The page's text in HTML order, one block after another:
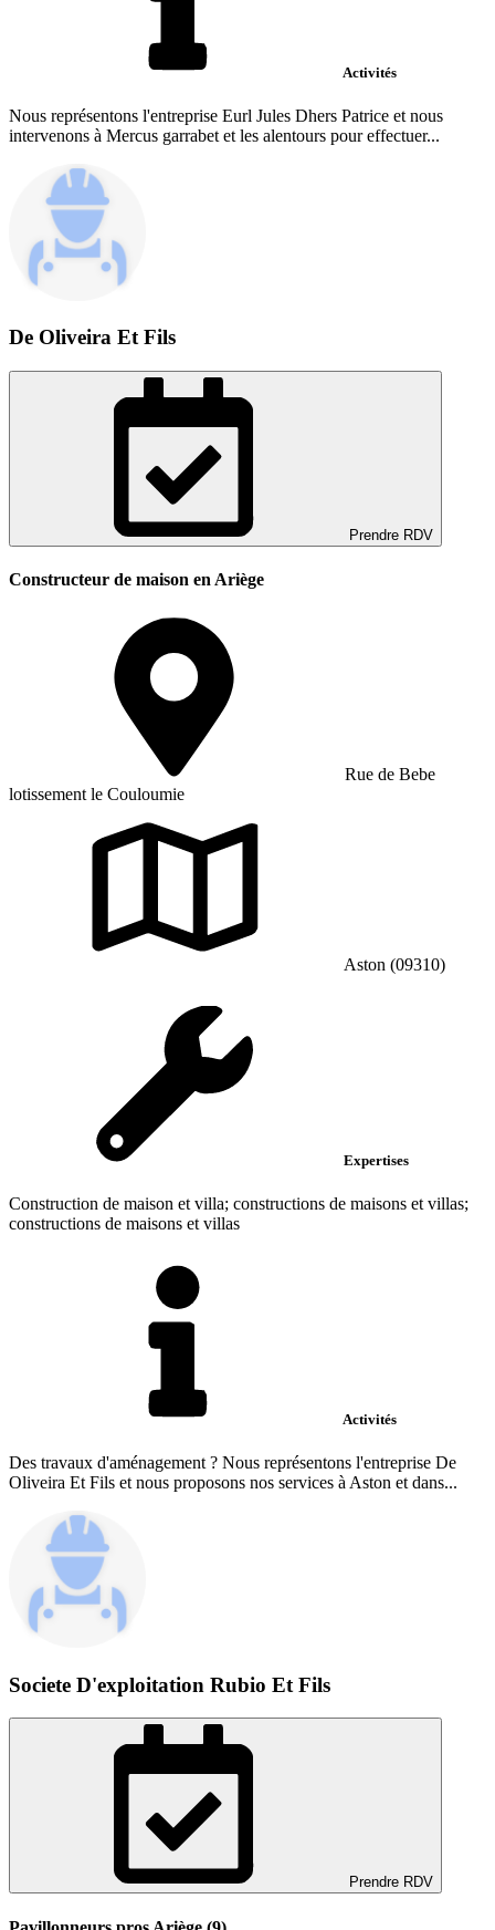
Activités
Nous représentons l'entreprise Eurl Jules Dhers Patrice et nous
intervenons à Mercus garrabet et les alentours pour effectuer...
De Oliveira Et Fils
Prendre RDV
Constructeur de maison en Ariège
Rue de Bebe
lotissement le Couloumie
Aston (09310)
Expertises
Construction de maison et villa; constructions de maisons et villas;
constructions de maisons et villas
Activités
Des travaux d'aménagement ? Nous représentons l'entreprise De
Oliveira Et Fils et nous proposons nos services à Aston et dans...
Societe D'exploitation Rubio Et Fils
Prendre RDV